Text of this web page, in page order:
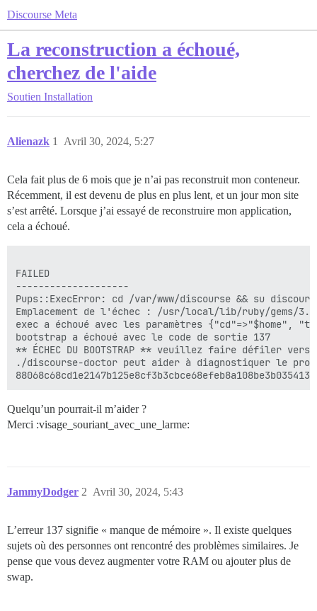
Discourse Meta
La reconstruction a échoué,
cherchez de l'aide
Soutien Installation
Alienazk Avril 30, 2024, 5:27
1
Cela fait plus de 6 mois que je n’ai pas reconstruit mon conteneur.
Récemment, il est devenu de plus en plus lent, et un jour mon site
s’est arrêté. Lorsque j’ai essayé de reconstruire mon application,
cela a échoué.
FAILED
--------------------
Pups::ExecError: cd /var/www/discourse && su
Emplacement de l'échec : /usr/local/lib/ruby/gems/
exec a échoué avec les paramètres {"cd"=>"$home",
bootstrap a échoué avec le code de sortie 137
** ÉCHEC DU BOOTSTRAP ** veuillez faire défiler
./discourse-doctor peut aider à diagnostiquer le
Quelqu’un pourrait-il m’aider ?
Merci :visage_souriant_avec_une_larme:
JammyDodger Avril 30, 2024, 5:43
2
L’erreur 137 signifie « manque de mémoire ». Il existe quelques
sujets où des personnes ont rencontré des problèmes similaires. Je
pense que vous devez augmenter votre RAM ou ajouter plus de
swap.